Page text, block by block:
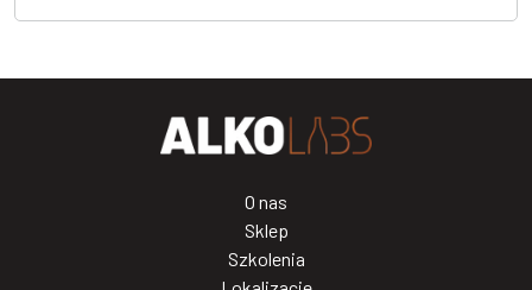
O nas
Sklep
Szkolenia